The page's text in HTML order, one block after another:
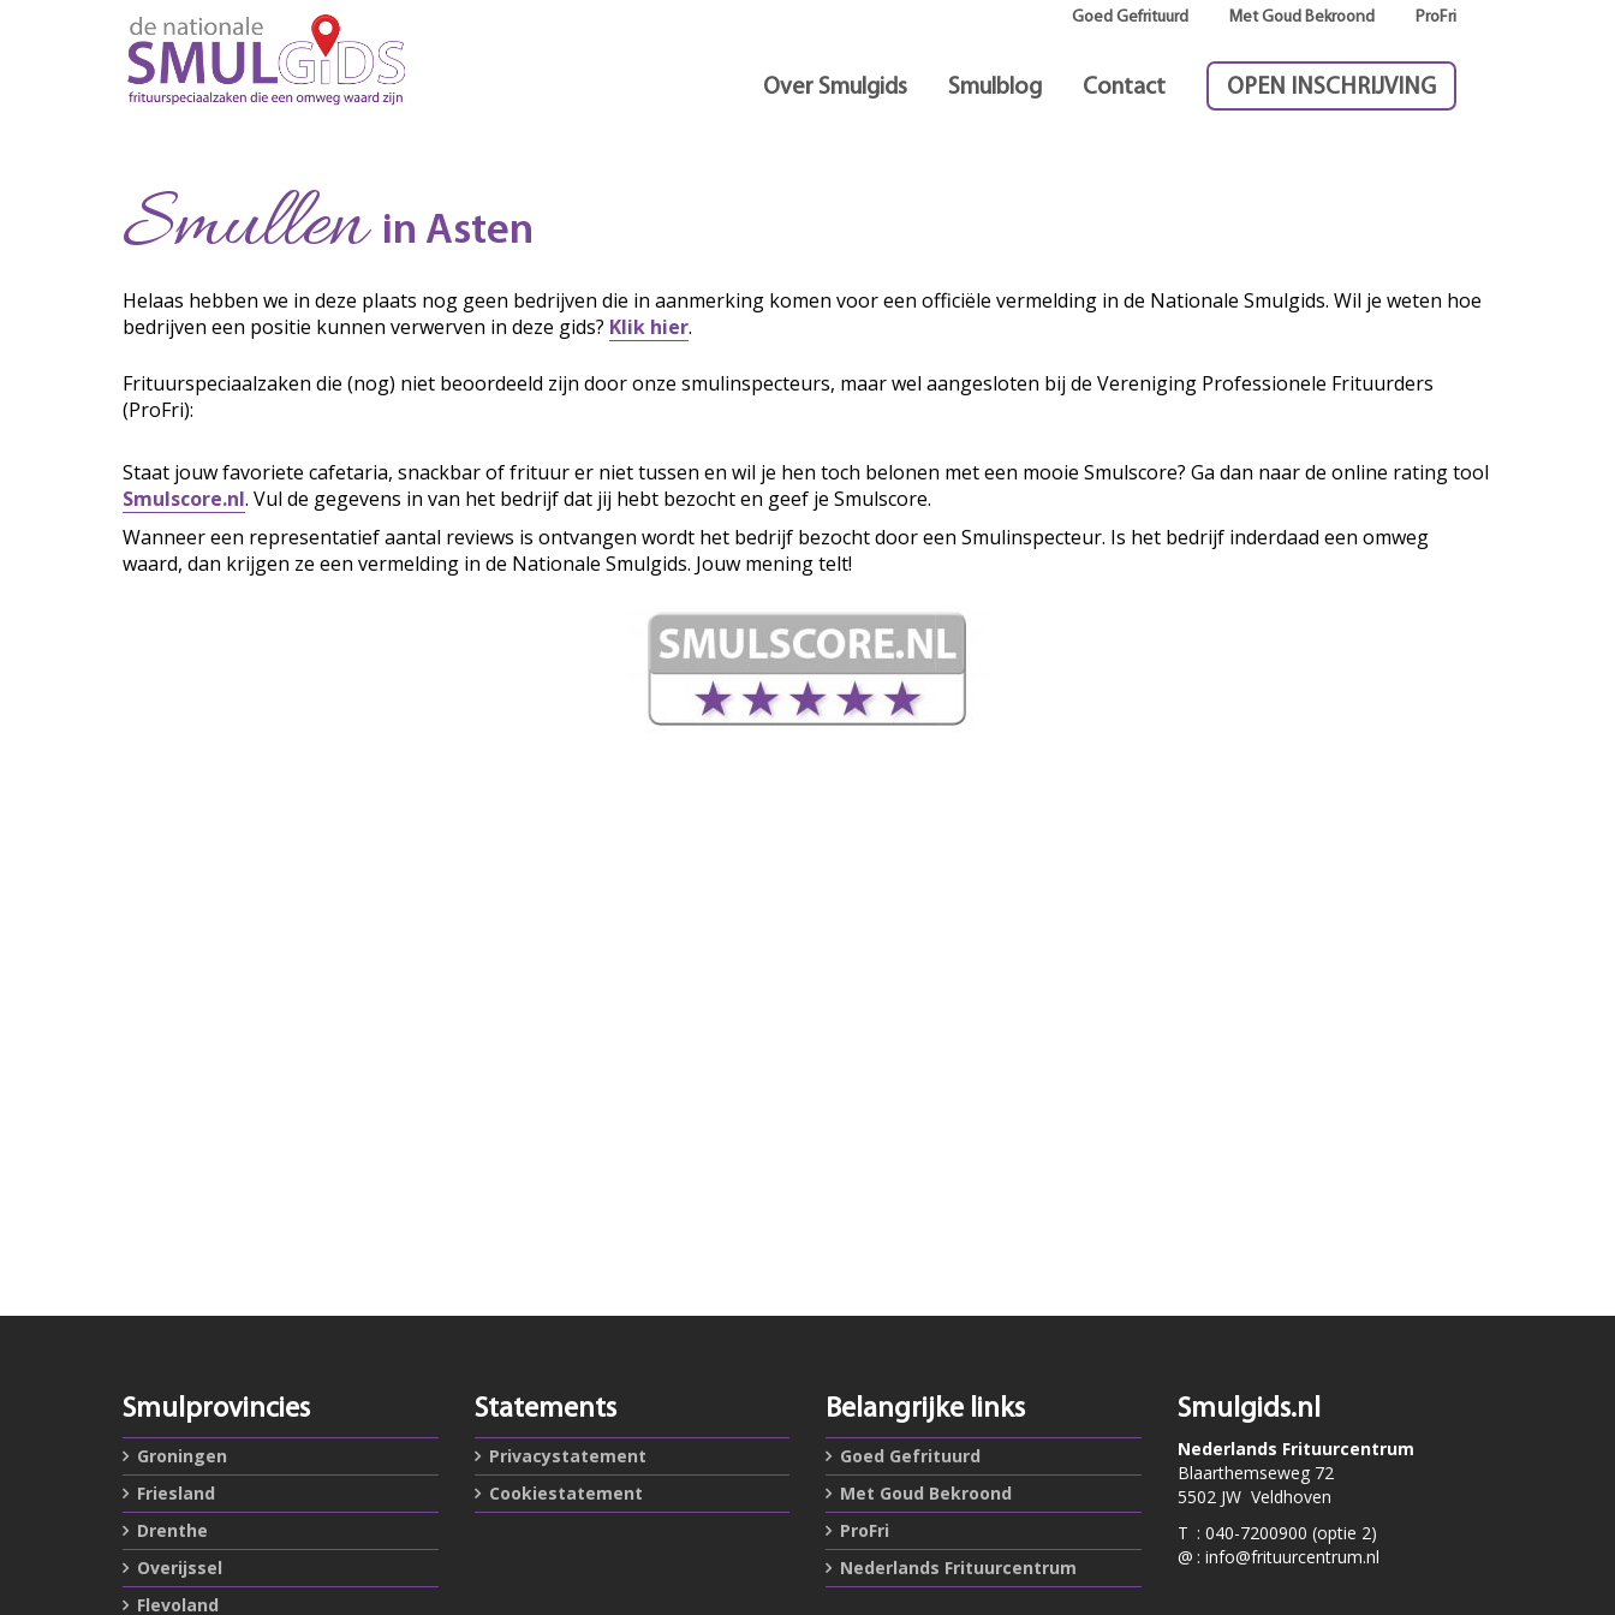
Goed Gefrituurd Met Goud Bekroond ProFri
Over Smulgids Smulblog Contact OPEN INSCHRIJVING
Smullenin Asten
Helaas hebben we in deze plaats nog geen bedrijven die in aanmerking komen voor een officiële vermelding in de Nationale Smulgids. Wil je weten hoe
bedrijven een positie kunnen verwerven in deze gids? Klik hier.
Frituurspeciaalzaken die (nog) niet beoordeeld zijn door onze smulinspecteurs, maar wel aangesloten bij de Vereniging Professionele Frituurders
(ProFri):
Staat jouw favoriete cafetaria, snackbar of frituur er niet tussen en wil je hen toch belonen met een mooie Smulscore? Ga dan naar de online rating tool
Smulscore.nl. Vul de gegevens in van het bedrijf dat jij hebt bezocht en geef je Smulscore.
Wanneer een representatief aantal reviews is ontvangen wordt het bedrijf bezocht door een Smulinspecteur. Is het bedrijf inderdaad een omweg
waard, dan krijgen ze een vermelding in de Nationale Smulgids. Jouw mening telt!
Smulprovincies
Groningen
Friesland
Drenthe
Overijssel
Flevoland
Statements
Privacystatement
Cookiestatement
Belangrijke links
Goed Gefrituurd
Met Goud Bekroond
ProFri
Nederlands Frituurcentrum
Smulgids.nl
Nederlands Frituurcentrum
Blaarthemseweg 72
5502 JW Veldhoven
T : 040-7200900 (optie 2)
@ : info@frituurcentrum.nl